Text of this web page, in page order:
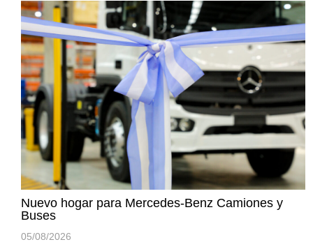
Nuevo hogar para Mercedes-Benz Camiones y
Buses
05/08/2026